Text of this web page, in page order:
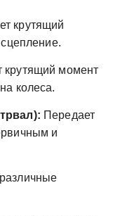
крутящий
крутящий момент
колеса.
Передает
и